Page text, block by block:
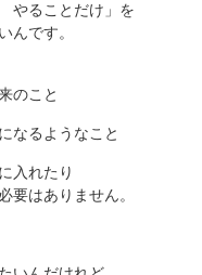
やることだけ」を
です。
のこと
なるようなこと
入れたり
はありません。